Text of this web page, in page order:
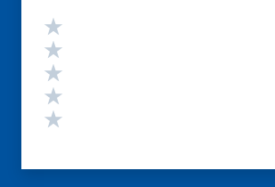
Valutazione